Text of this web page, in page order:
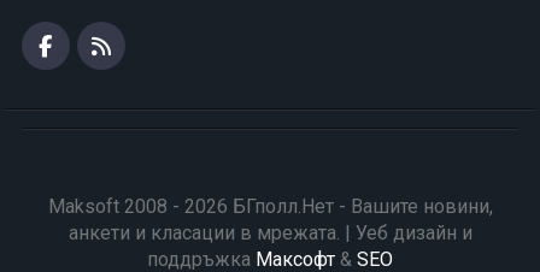
Maksoft 2008 - 2026 БГполл.Нет - Вашите новини,
анкети и класации в мрежата. | Уеб дизайн и
поддръжка Максофт & SEO